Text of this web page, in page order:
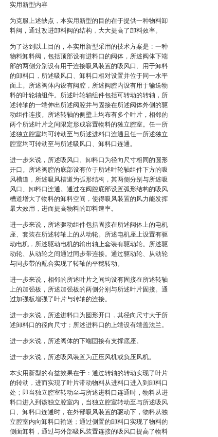
实用新型内容
为克服上述缺点，本实用新型的目的在于提供一种物料卸
料阀，通过改进卸料阀的结构，大大提高了卸料效率。
为了达到以上目的，本实用新型采用的技术方案是：一种
物料卸料阀，包括顶部设有进料口的阀体，所述阀体下端
部的两侧分别设有用于连接吸风装置的吸风口、用于卸料
的卸料口，所述吸风口、卸料口相对设置并位于同一水平
面上。所述阀体内设有阀腔，所述阀腔内设有用于输送物
料的叶轮轴组件。所述叶轮轴组件包括可转动的转轴，所
述转轴的一端伸出所述阀腔并与固接在所述阀体外侧的驱
动组件连接。所述转轴的侧壁上均布有多个叶片，相邻的
两个所述叶片之间限定形成容置物料的独立腔室。任一所
述独立腔室均可转动至与所述进料口连通且任一所述独立
腔室均可转动至与所述吸风口、卸料口连通。
进一步来说，所述吸风口、卸料口为径向尺寸相同的圆形
开口。所述阀腔的底部设有位于所述叶轮轴组件下方的吸
风槽道，所述吸风槽道为弧形结构，其两侧分别与所述吸
风口、卸料口连通。通过在阀腔底部设置弧形结构的吸风
槽道增大了物料的卸料空间，使得吸风装置的风力能发挥
最大效用，进而提高物料的卸料速率。
进一步来说，所述驱动组件包括固接在所述阀体上的电机
座、套装在所述转轴上的从动轮。所述电机座上设置有驱
动电机，所述驱动电机的输出轴上套装有驱动轮。所述驱
动轮、从动轮之间通过同步带连接。通过驱动轮、从动轮
与同步带的配合实现了转轴的平稳转动。
进一步来说，相邻的所述叶片之间均设有固接在所述转轴
上的加强板，所述加强板的两侧分别与所述叶片固接。通
过加强板增强了叶片与转轴的连接。
进一步来说，所述进料口为圆形开口，其径向尺寸大于所
述卸料口的径向尺寸；所述进料口的上端设有端盖法兰。
进一步来说，所述阀体的下端固接有支撑底座。
进一步来说，所述吸风装置为正压风机或负压风机。
本实用新型的有益效果在于：通过转轴的转动实现了叶片
的转动，进而实现了叶片带动物料从进料口进入到卸料口
处；即当独立腔室转动至与所述进料口连通时，物料从进
料口进入到该独立腔室内，当独立腔室转动至与所述吸风
口、卸料口连通时，在外部吸风装置的驱动下，物料从独
立腔室内向卸料口输送；通过侧置的卸料口实现了物料的
侧面卸料，通过与外部吸风装置连接的吸风口提高了物料